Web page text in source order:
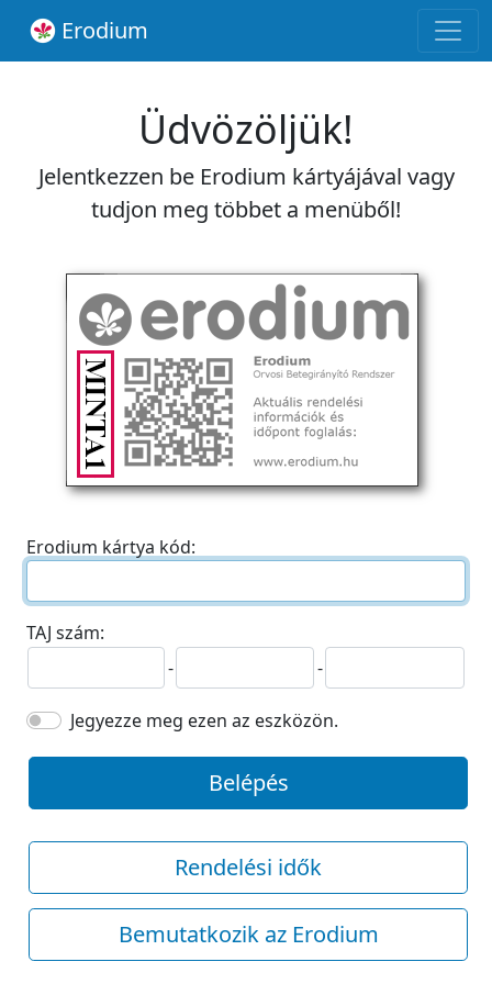
Erodium
Üdvözöljük!
Jelentkezzen be Erodium kártyájával vagy
tudjon meg többet a menüből!
Erodium kártya kód:
TAJ szám:
-
-
Jegyezze meg ezen az eszközön.
Belépés
Rendelési idők
Bemutatkozik az Erodium